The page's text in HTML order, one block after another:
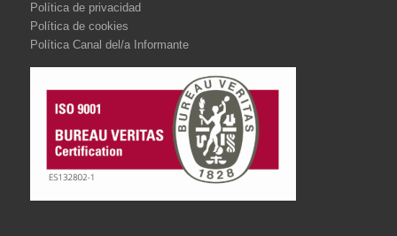
Política de privacidad
Política de cookies
Política Canal del/a Informante